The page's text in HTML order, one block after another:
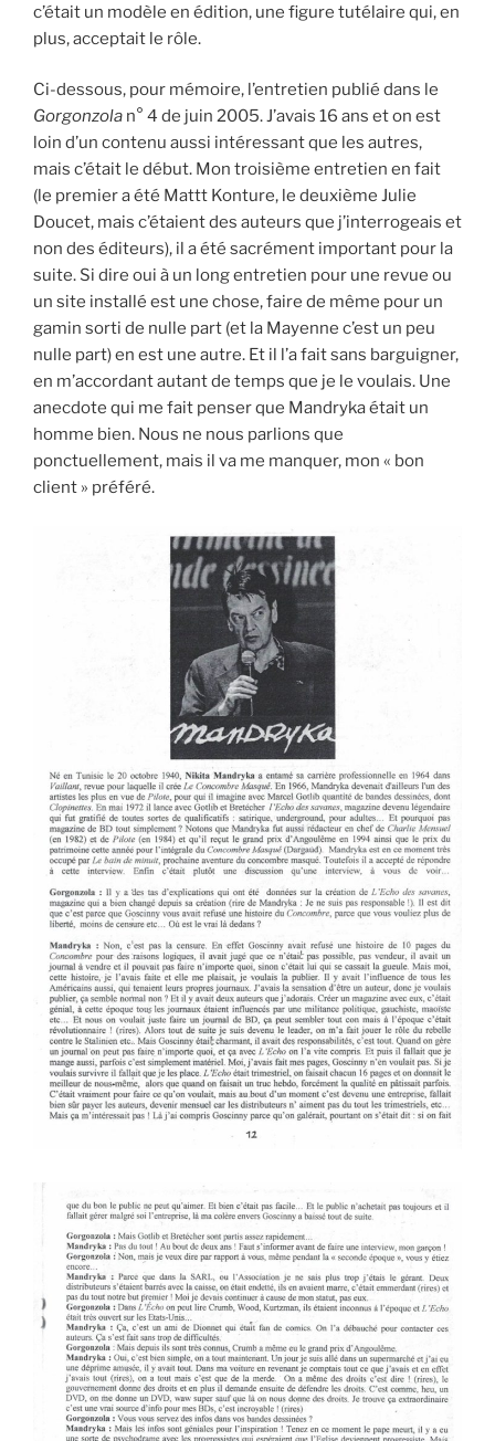
c’était un modèle en édition, une figure tutélaire qui, en
plus, acceptait le rôle.
Ci-dessous, pour mémoire, l’entretien publié dans le
Gorgonzola n° 4 de juin 2005. J’avais 16 ans et on est
loin d’un contenu aussi intéressant que les autres,
mais c’était le début. Mon troisième entretien en fait
(le premier a été Mattt Konture, le deuxième Julie
Doucet, mais c’étaient des auteurs que j’interrogeais et
non des éditeurs), il a été sacrément important pour la
suite. Si dire oui à un long entretien pour une revue ou
un site installé est une chose, faire de même pour un
gamin sorti de nulle part (et la Mayenne c’est un peu
nulle part) en est une autre. Et il l’a fait sans barguigner,
en m’accordant autant de temps que je le voulais. Une
anecdote qui me fait penser que Mandryka était un
homme bien. Nous ne nous parlions que
ponctuellement, mais il va me manquer, mon « bon
client » préféré.